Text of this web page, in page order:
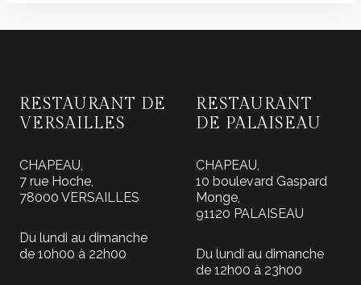
RESTAURANT DE
VERSAILLES
CHAPEAU,
7 rue Hoche,
78000 VERSAILLES
Du lundi au dimanche
de 10h00 à 22h00
RESTAURANT
DE PALAISEAU
CHAPEAU,
10 boulevard Gaspard
Monge,
91120 PALAISEAU
Du lundi au dimanche
de 12h00 à 23h00